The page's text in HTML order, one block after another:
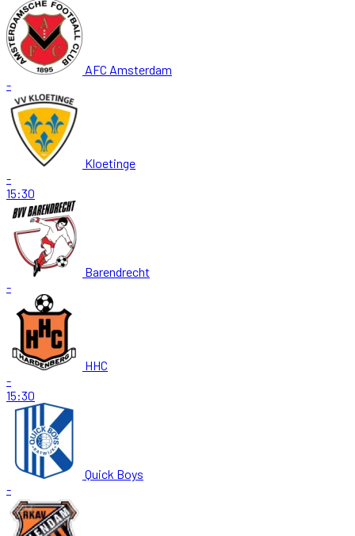
AFC Amsterdam
-
Kloetinge
-
15:30
Barendrecht
-
HHC
-
15:30
Quick Boys
-